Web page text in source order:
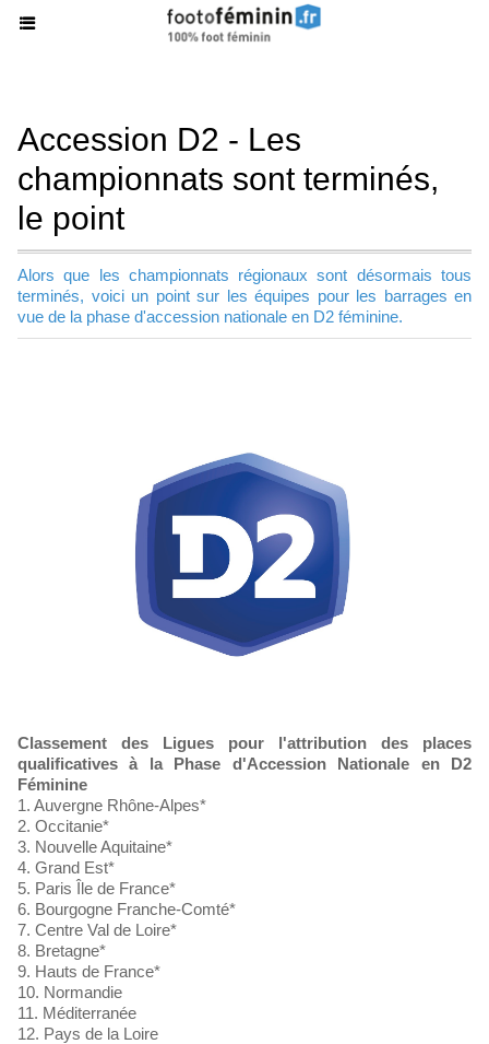
Accession D2 - Les
championnats sont terminés,
le point
Alors que les championnats régionaux sont désormais tous
terminés, voici un point sur les équipes pour les barrages en
vue de la phase d'accession nationale en D2 féminine.
Classement des Ligues pour l'attribution des places
qualificatives à la Phase d'Accession Nationale en D2
Féminine
1. Auvergne Rhône-Alpes*
2. Occitanie*
3. Nouvelle Aquitaine*
4. Grand Est*
5. Paris Île de France*
6. Bourgogne Franche-Comté*
7. Centre Val de Loire*
8. Bretagne*
9. Hauts de France*
10. Normandie
11. Méditerranée
12. Pays de la Loire